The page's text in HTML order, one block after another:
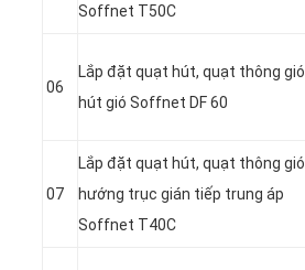
Soffnet T50C
06
Lắp đặt quạt hút, quạt thông gió
hút gió Soffnet DF 60
07
Lắp đặt quạt hút, quạt thông gió
hướng trục gián tiếp trung áp
Soffnet T40C